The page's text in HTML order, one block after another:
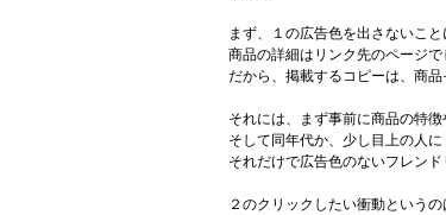
まず、１の広告色を出さないこと
商品の詳細はリンク先のページで
だから、掲載するコピーは、商
それには、まず事前に商品の特徴
そして同年代か、少し目上の人
それだけで広告色のないフレン
２のクリックしたい衝動という